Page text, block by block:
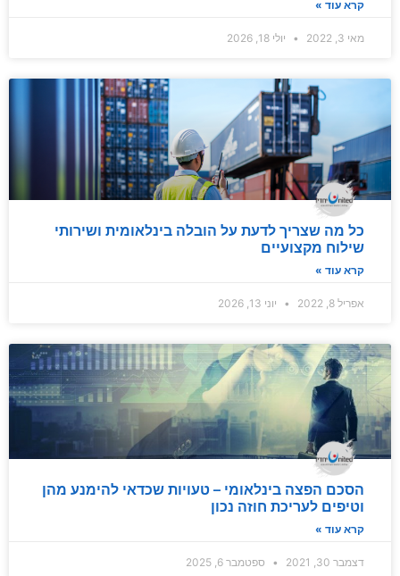
קרא עוד »
מאי 3, 2022 יולי 18, 2026
כל מה שצריך לדעת על הובלה בינלאומית ושירותי
שילוח מקצועיים
קרא עוד »
אפריל 8, 2022 יוני 13, 2026
הסכם הפצה בינלאומי – טעויות שכדאי להימנע מהן
וטיפים לעריכת חוזה נכון
קרא עוד »
דצמבר 30, 2021 ספטמבר 6, 2025